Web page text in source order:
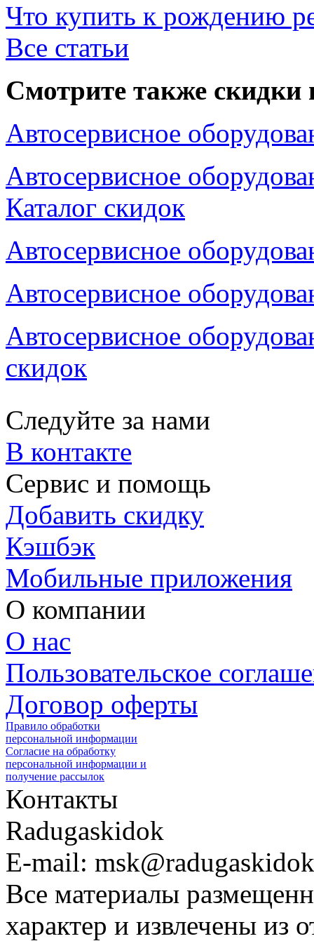
Что купить к рождению
Все статьи
Смотрите также скидки
Автосервисное
Автосервисное
Каталог скидок
Автосервисное
Автосервисное
Автосервисное
скидок
Следуйте за нами
В контакте
Сервис и помощь
Добавить скидку
Кэшбэк
Мобильные приложения
О компании
О нас
Пользовательское
Договор оферты
Правило обработки
персональной информации
Согласие на обработку
персональной информации и
получение рассылок
Контакты
Radugaskidok
E-mail:
Все материалы
характер и извлечены из